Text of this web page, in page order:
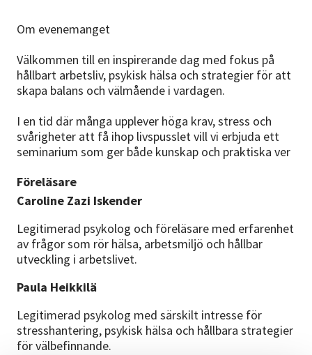
Om evenemanget
Välkommen till en inspirerande dag med fokus på
hållbart arbetsliv, psykisk hälsa och strategier för att
skapa balans och välmående i vardagen.
I en tid där många upplever höga krav, stress och
svårigheter att få ihop livspusslet vill vi erbjuda ett
seminarium som ger både kunskap och praktiska ver
Föreläsare
Caroline Zazi Iskender
Legitimerad psykolog och föreläsare med erfarenhet
av frågor som rör hälsa, arbetsmiljö och hållbar
utveckling i arbetslivet.
Paula Heikkilä
Legitimerad psykolog med särskilt intresse för
stresshantering, psykisk hälsa och hållbara strategier
för välbefinnande.